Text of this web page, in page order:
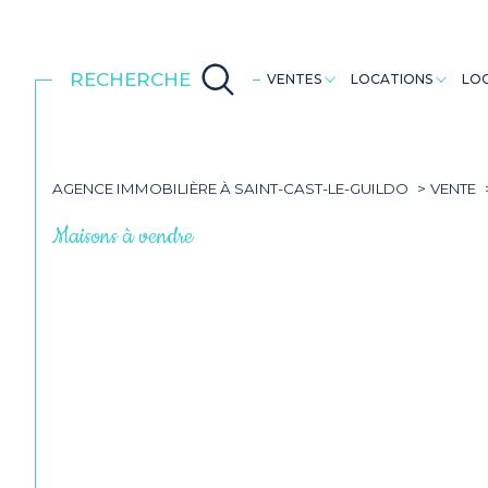
VENTES LOCATIONS
RECHERCHE
AGENCE IMMOBILIÈRE À SAINT-CAST-LE-GUILDO VENTE
Maisons à vendre